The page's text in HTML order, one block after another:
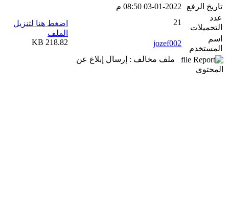
تاريخ الرفع
03-01-2022 08:50 م
عدد
التحميلات
21
اسم
المستخدم
jozef002
ملف مخالف : إرسال إبلاغ عن
المحتوى
اضغط هنا لتنزيل
الملف
218.82 KB